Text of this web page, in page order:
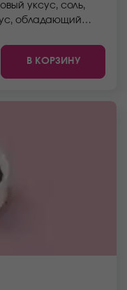
уксус, соль,
обладающий
к холодным,
пикантный
В КОРЗИНУ